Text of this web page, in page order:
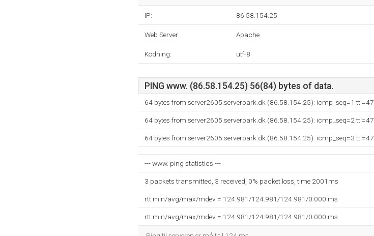
IP: 86.58.154.25
Web Server: Apache
Kodning: utf-8
PING www. (86.58.154.25) 56(84) bytes of data.
64 bytes from server2605.serverpark.dk (86.58.154.25): icmp_seq=1 ttl=47
64 bytes from server2605.serverpark.dk (86.58.154.25): icmp_seq=2 ttl=47
64 bytes from server2605.serverpark.dk (86.58.154.25): icmp_seq=3 ttl=47
--- www. ping statistics ---
3 packets transmitted, 3 received, 0% packet loss, time 2001ms
rtt min/avg/max/mdev = 124.981/124.981/124.981/0.000 ms
rtt min/avg/max/mdev = 124.981/124.981/124.981/0.000 ms